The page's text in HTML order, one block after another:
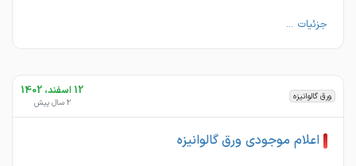
جزئیات ...
ورق گالوانیزه 12 اسفند، 1402
2 سال پیش
اعلام موجودی ورق گالوانیزه